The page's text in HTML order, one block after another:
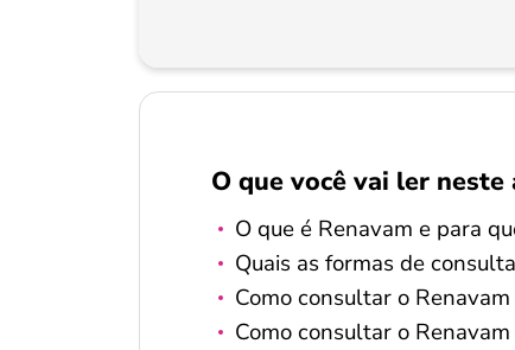
O que você vai ler
O que é Renavam e para
Quais as formas de
Como consultar o
Como consultar o